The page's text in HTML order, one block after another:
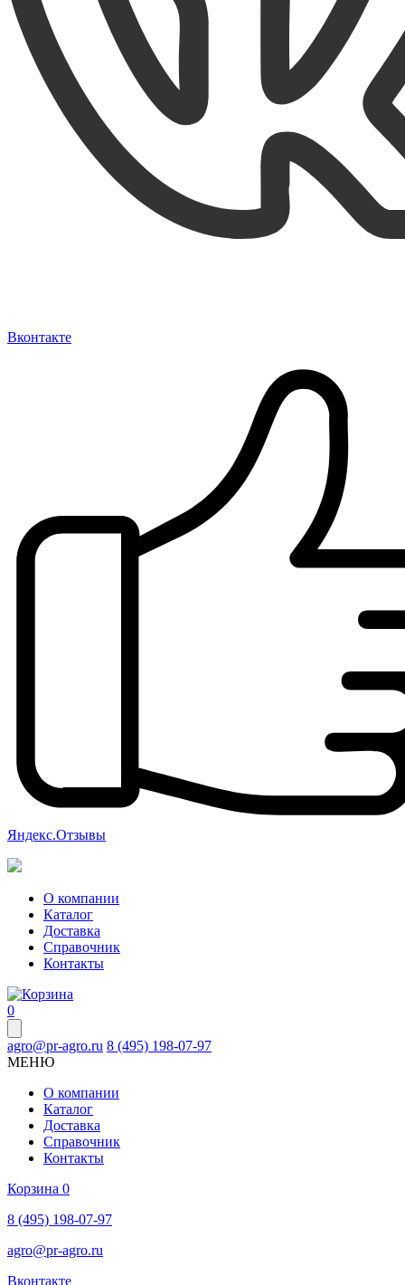
Вконтакте
Яндекс.Отзывы
О компании
Каталог
Доставка
Справочник
Контакты
0
agro@pr-agro.ru 8 (495) 198-07-97
МЕНЮ
О компании
Каталог
Доставка
Справочник
Контакты
Корзина 0
8 (495) 198-07-97
agro@pr-agro.ru
Вконтакте